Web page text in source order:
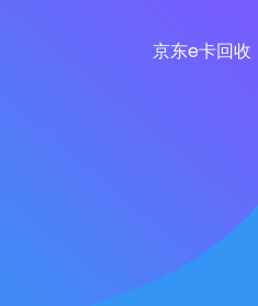
京东e卡回收